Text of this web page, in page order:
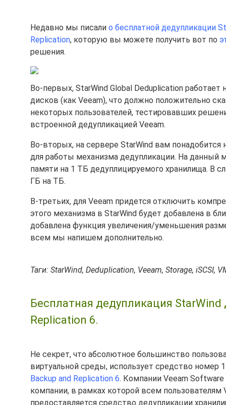
Недавно мы писали о бесплатной дедупликации
Replication, которую вы можете получить вот по
решения.
Во-первых, StarWind Global Deduplication
дисков (как Veeam), что должно положительно
некоторых пользователей, тестировавших
встроенной дедупликацией Veeam.
Во-вторых, на сервере StarWind вам
для работы механизма дедупликации. На
памяти на 1 ТБ дедуплицируемого хранилища. В
ГБ на ТБ.
В-третьих, для Veeam придется отключить
этого механизма в StarWind будет добавлена в
добавлена функция увеличения/уменьшения
всем мы напишем дополнительно.
Таги: StarWind, Deduplication, Veeam, Storage, iSCSI,
Бесплатная дедупликация
Replication 6.
Не секрет, что абсолютное большинство
виртуальной среды, использует средство
Backup and Replication 6. Компании Veeam
компании, в рамках которой всем пользователям
предоставляется средство дедупликации